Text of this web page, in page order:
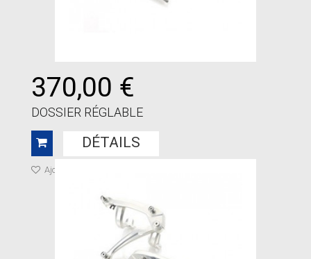
370,00 €
DOSSIER RÉGLABLE
DÉTAILS
Ajouter à ma liste de cadeaux